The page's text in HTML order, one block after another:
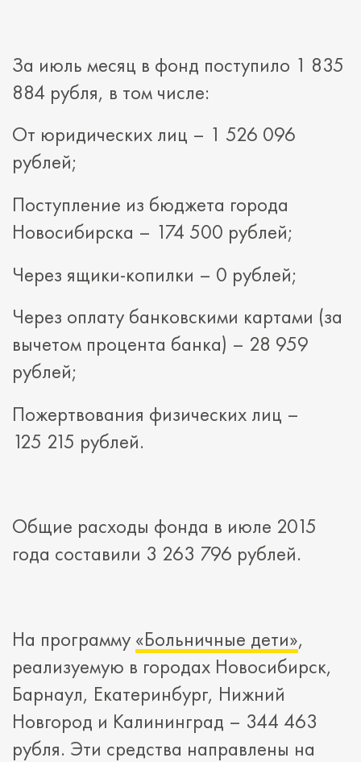
За июль месяц в фонд поступило 1 835
884 рубля, в том числе:
От юридических лиц – 1 526 096
рублей;
Поступление из бюджета города
Новосибирска – 174 500 рублей;
Через ящики-копилки – 0 рублей;
Через оплату банковскими картами (за
вычетом процента банка) – 28 959
рублей;
Пожертвования физических лиц –
125 215 рублей.
Общие расходы фонда в июле 2015
года составили 3 263 796 рублей.
На программу «Больничные дети»,
реализуемую в городах Новосибирск,
Барнаул, Екатеринбург, Нижний
Новгород и Калининград – 344 463
рубля. Эти средства направлены на